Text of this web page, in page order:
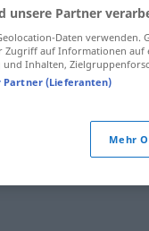
unsere Partner
Daten
Zugriff auf Informationen auf
und Inhalten,
Partner (Lieferanten)
Mehr